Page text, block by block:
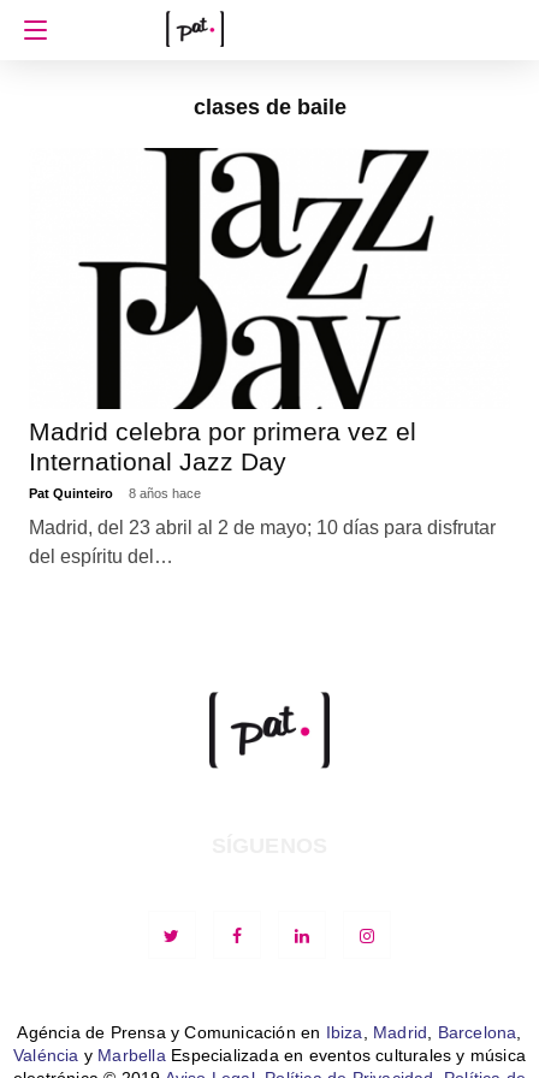
clases de baile
Madrid celebra por primera vez el
International Jazz Day
Pat Quinteiro 8 años hace
Madrid, del 23 abril al 2 de mayo; 10 días para disfrutar
del espíritu del…
Agéncia de Prensa y Comunicación en Ibiza, Madrid, Barcelona,
Valéncia y MarbellaEspecializada en eventos culturales y música